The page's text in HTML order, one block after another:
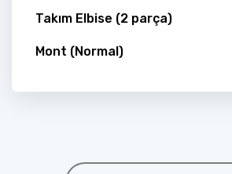
Takım Elbise (2 parça)
Mont (Normal)